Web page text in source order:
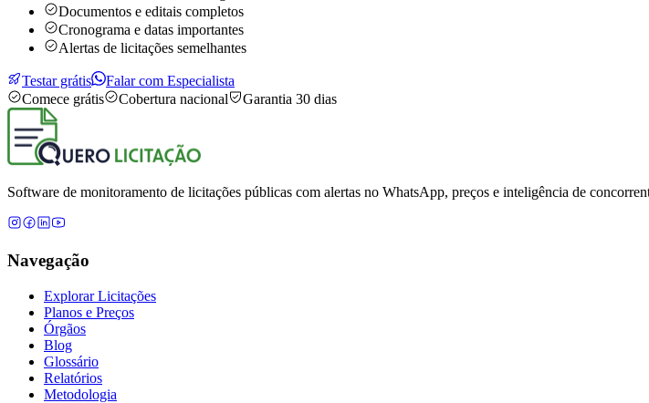
Documentos e editais completos
Cronograma e datas importantes
Alertas de licitações semelhantes
Testar grátis
Falar com Especialista
Comece grátis
Cobertura nacional Garantia 30 dias
Software de monitoramento de licitações públicas com alertas no WhatsApp, preços e inteligência de
Navegação
Explorar Licitações
Planos e Preços
Órgãos
Blog
Glossário
Relatórios
Metodologia